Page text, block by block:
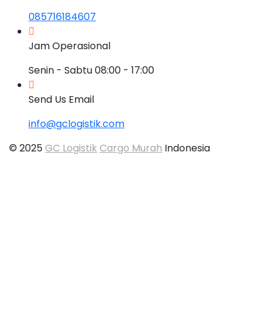
085716184607
Jam Operasional
Senin - Sabtu 08:00 - 17:00
Send Us Email
info@gclogistik.com
© 2025GC Logistik Cargo Murah Indonesia